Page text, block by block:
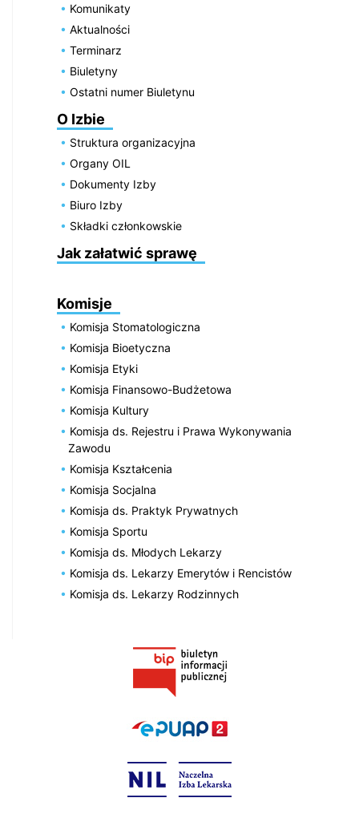
Komunikaty
Aktualności
Terminarz
Biuletyny
Ostatni numer Biuletynu
O Izbie
Struktura organizacyjna
Organy OIL
Dokumenty Izby
Biuro Izby
Składki członkowskie
Jak załatwić sprawę
Komisje
Komisja Stomatologiczna
Komisja Bioetyczna
Komisja Etyki
Komisja Finansowo-Budżetowa
Komisja Kultury
Komisja ds. Rejestru i Prawa Wykonywania
Zawodu
Komisja Kształcenia
Komisja Socjalna
Komisja ds. Praktyk Prywatnych
Komisja Sportu
Komisja ds. Młodych Lekarzy
Komisja ds. Lekarzy Emerytów i Rencistów
Komisja ds. Lekarzy Rodzinnych